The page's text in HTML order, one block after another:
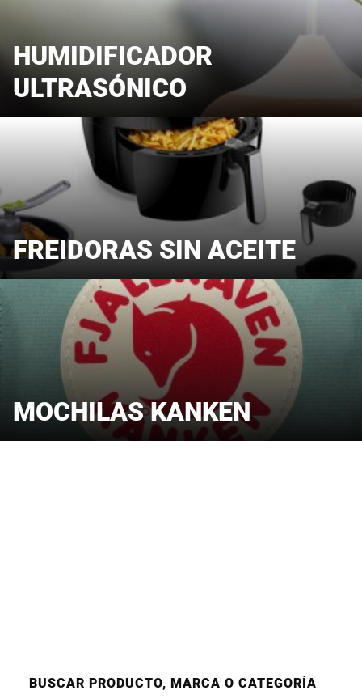
HUMIDIFICADOR
ULTRASÓNICO
FREIDORAS SIN ACEITE
MOCHILAS KANKEN
BUSCAR PRODUCTO, MARCA O CATEGORÍA